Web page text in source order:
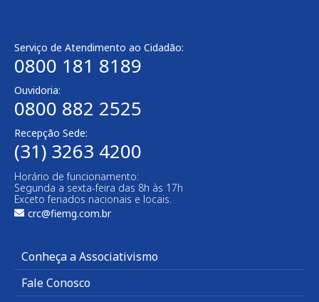
Serviço de Atendimento ao Cidadão:
0800 181 8189
Ouvidoria:
0800 882 2525
Recepção Sede:
(31) 3263 4200
Horário de funcionamento:
Segunda a sexta-feira das 8h às 17h
Exceto feriados nacionais e locais.
crc@fiemg.com.br
Conheça a Associativismo
Fale Conosco